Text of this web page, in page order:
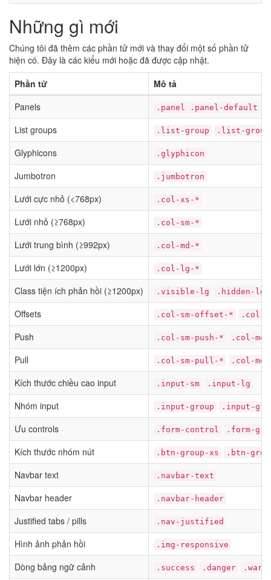
Những gì mới
Chúng tôi đã thêm các phần tử mới và thay đổi một số phần tử
hiện có. Đây là các kiểu mới hoặc đã được cập nhật.
Phần tử
Mô tả
Panels
.panel .panel-default
List groups .list-group .list-
Glyphicons .glyphicon
Jumbotron .jumbotron
Lưới cực nhỏ (<768px) .col-xs-*
Lưới nhỏ (≥768px) .col-sm-*
Lưới trung bình (≥992px) .col-md-*
Lưới lớn (≥1200px) .col-lg-*
Class tiện ích phản hồi (≥1200px) .visible-lg .hidden-lg
Offsets .col-sm-offset-* .col-
Push .col-sm-push-* .col-
Pull .col-sm-pull-* .col-
Kích thước chiều cao input .input-sm .input-lg
Nhóm input .input-group .input-
Ưu controls .form-control .form-
Kích thước nhóm nút .btn-group-xs .btn-
Navbar text .navbar-text
Navbar header .navbar-header
Justified tabs / pills .nav-justified
Hình ảnh phản hồi .img-responsive
Dòng bảng ngữ cảnh .success .danger